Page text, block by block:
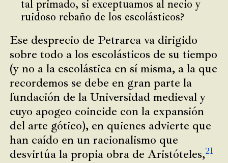
tal primado, si exceptuamos al necio y
ruidoso rebaño de los escolásticos?
Ese desprecio de Petrarca va dirigido
sobre todo a los escolásticos de su tiempo
(y no a la escolástica en sí misma, a la que
recordemos se debe en gran parte la
fundación de la Universidad medieval y
cuyo apogeo coincide con la expansión
del arte gótico), en quienes advierte que
han caído en un racionalismo que
desvirtúa la propia obra de Aristóteles,21